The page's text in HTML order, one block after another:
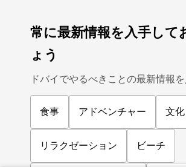
常に最新情報を入手して
ょう
ドバイでやるべきことの最新情報
食事 アドベンチャー 文化
リラクゼーション ビーチ